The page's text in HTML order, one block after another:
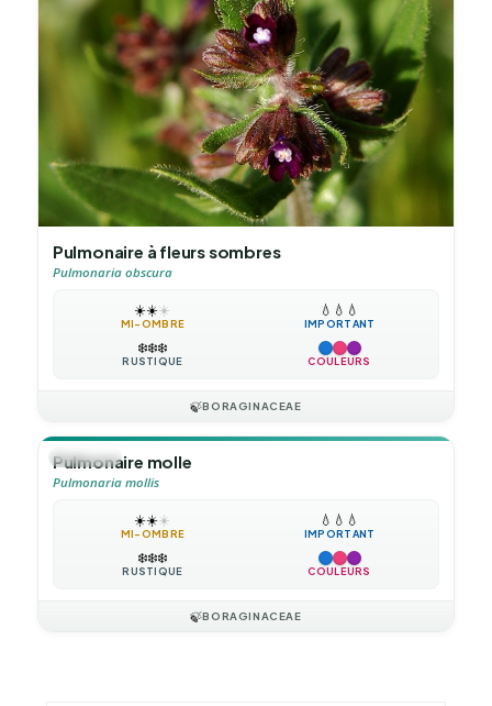
Pulmonaire à fleurs sombres
Pulmonaria obscura
☀️☀️☀️
MI-OMBRE
💧 💧 💧
IMPORTANT
❄️❄️❄️
RUSTIQUE COULEURS
🍃BORAGINACEAE
🪴VIVACE
Pulmonaire molle
Pulmonaria mollis
☀️☀️☀️
MI-OMBRE
💧 💧 💧
IMPORTANT
❄️❄️❄️
RUSTIQUE COULEURS
🍃BORAGINACEAE